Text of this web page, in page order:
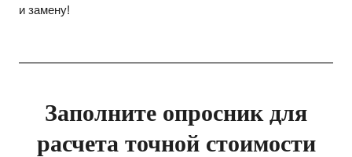
и замену!
Заполните опросник для
расчета точной стоимости